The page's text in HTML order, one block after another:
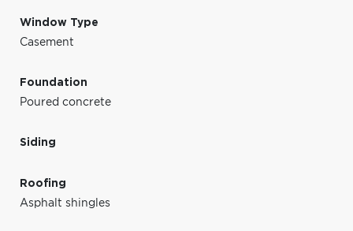
Window Type
Casement
Foundation
Poured concrete
Siding
Roofing
Asphalt shingles